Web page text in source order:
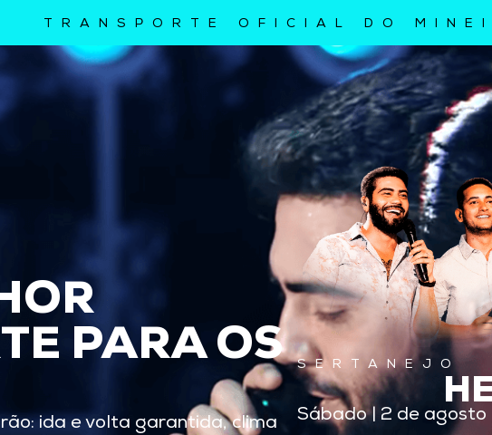
TRANSPORTE OFICIAL DO
PARA OS
ida e volta garantida, clima
SERTANEJO
Sábado | 2 de agosto